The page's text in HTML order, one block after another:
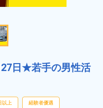
日★若手の男性活
以上 経験者優遇